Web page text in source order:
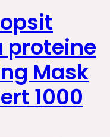
proteine
Mask
1000